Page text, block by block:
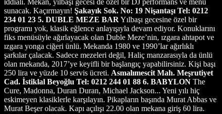
sunacak. Kaçırmayın! Şakayık Sok. No: 19 Nişantaşı Tel: 0212
234 01 23 5. DUBLE MEZE BAR Yılbaşı gecesine özel bir
programı yok, klasik eğlence anlayışıyla devam ediyor. Konuklarını
fiks menüsüyle ağırlayacak olan Duble Meze’nin, ızgara ahtapot ve
ızgara yonga ciğeri ünlü. Mekanda 1980 ve 1990’lar ağırlıklı
şarkılar çalacak. Sadece mezeleri değil, Haliç manzarasıyla da ünlü
olan mekanda, 2017’ye keyifli bir başlangıç yapabilirsiniz. Kişi başı
250 lira ve yüzde 10 servis ücreti. Asmalımescit Mah. Meşrutiyet
Cad. İstiklal Beyoğlu Tel: 0212 244 01 88 6. BABYLON The
Cure, Madonna, Duran Duran, Michael Jackson... Yeni yılı hiç
eskimeyen klasiklerle karşılayın. Pikapların başında Murat Abbas ve
Murat Beşer olacak. Kapı açılışı 22.00 olan mekana giriş 60 lira.